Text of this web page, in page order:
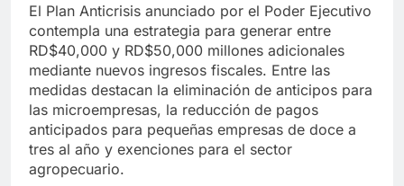
El Plan Anticrisis anunciado por el Poder Ejecutivo
contempla una estrategia para generar entre
RD$40,000 y RD$50,000 millones adicionales
mediante nuevos ingresos fiscales. Entre las
medidas destacan la eliminación de anticipos para
las microempresas, la reducción de pagos
anticipados para pequeñas empresas de doce a
tres al año y exenciones para el sector
agropecuario.